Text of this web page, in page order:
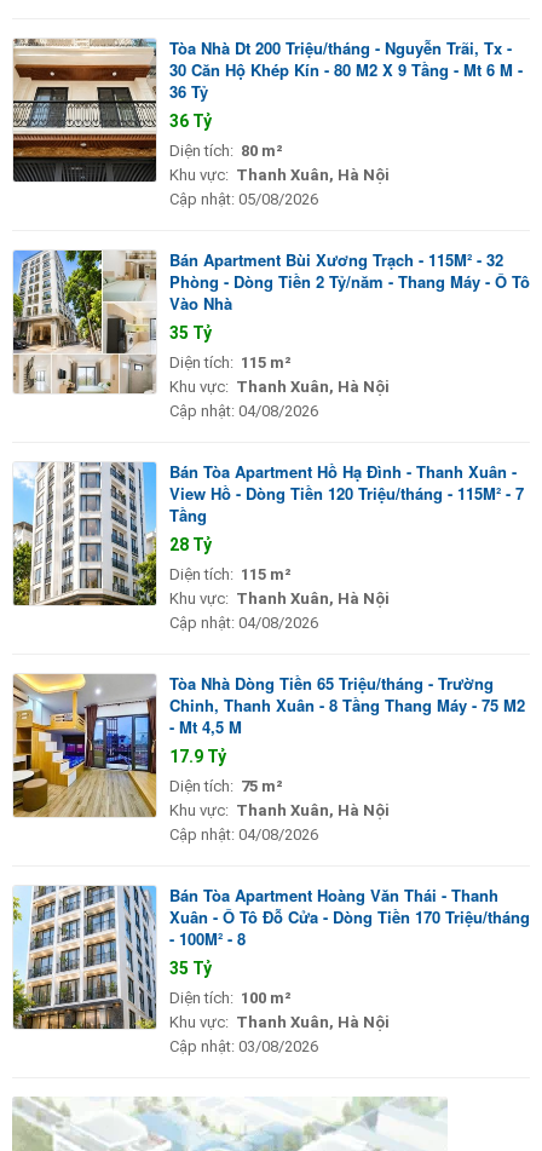
Tòa Nhà Dt 200 Triệu/tháng - Nguyễn Trãi, Tx -
30 Căn Hộ Khép Kín - 80 M2 X 9 Tầng - Mt 6 M -
36 Tỷ
36 Tỷ
Diện tích: 80 m²
Khu vực: Thanh Xuân, Hà Nội
Cập nhật: 05/08/2026
Bán Apartment Bùi Xương Trạch - 115M² - 32
Phòng - Dòng Tiền 2 Tỷ/năm - Thang Máy - Ô Tô
Vào Nhà
35 Tỷ
Diện tích: 115 m²
Khu vực: Thanh Xuân, Hà Nội
Cập nhật: 04/08/2026
Bán Tòa Apartment Hồ Hạ Đình - Thanh Xuân -
View Hồ - Dòng Tiền 120 Triệu/tháng - 115M² - 7
Tầng
28 Tỷ
Diện tích: 115 m²
Khu vực: Thanh Xuân, Hà Nội
Cập nhật: 04/08/2026
Tòa Nhà Dòng Tiền 65 Triệu/tháng - Trường
Chinh, Thanh Xuân - 8 Tầng Thang Máy - 75 M2
- Mt 4,5 M
17.9 Tỷ
Diện tích: 75 m²
Khu vực: Thanh Xuân, Hà Nội
Cập nhật: 04/08/2026
Bán Tòa Apartment Hoàng Văn Thái - Thanh
Xuân - Ô Tô Đỗ Cửa - Dòng Tiền 170 Triệu/tháng
- 100M² - 8
35 Tỷ
Diện tích: 100 m²
Khu vực: Thanh Xuân, Hà Nội
Cập nhật: 03/08/2026